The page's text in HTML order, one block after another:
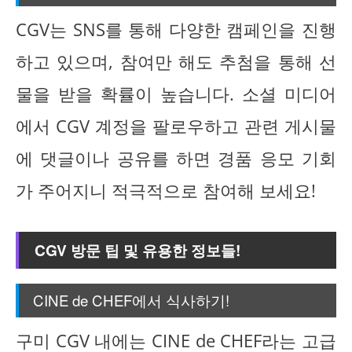
CGV는 SNS를 통해 다양한 캠페인을 진행
하고 있으며, 참여만 해도 추첨을 통해 선
물을 받을 확률이 높습니다. 소셜 미디어
에서 CGV 계정을 팔로우하고 관련 게시물
에 댓글이나 공유를 하면 경품 응모 기회
가 주어지니 적극적으로 참여해 보세요!
CGV 방문 팁 및 유용한 정보들!
CINE de CHEF에서 식사하기!
구미 CGV 내에는 CINE de CHEF라는 고급